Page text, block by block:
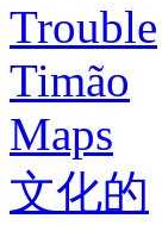
Trouble
Timão
Maps
文化的